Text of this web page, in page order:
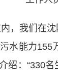
我们在沈
水能力155
绍：“330